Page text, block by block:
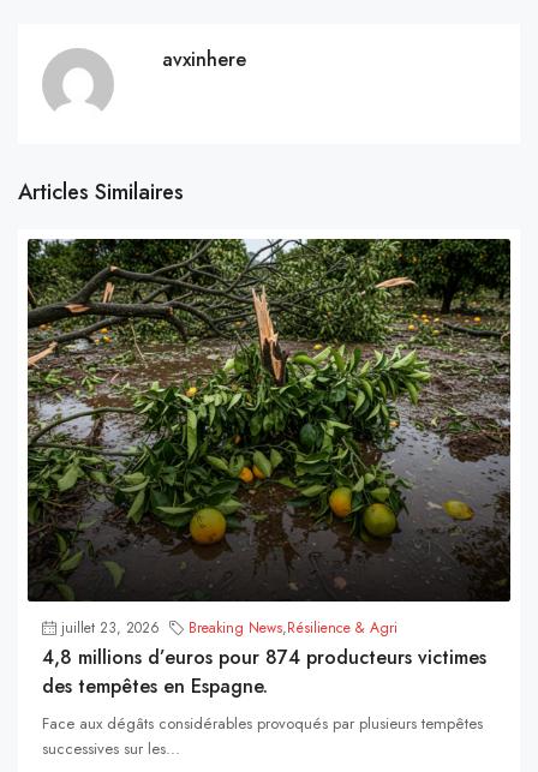
avxinhere
Articles Similaires
juillet 23, 2026 Breaking News,Résilience & Agri
4,8 millions d’euros pour 874 producteurs victimes
des tempêtes en Espagne.
Face aux dégâts considérables provoqués par plusieurs tempêtes
successives sur les...